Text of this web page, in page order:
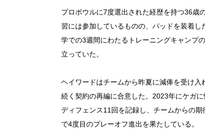
プロボウルに7度選出された経歴を持つ36歳
習には参加しているものの、パッドを装着
学での3週間にわたるトレーニングキャンプ
立っていた。
ヘイワードはチームから昨夏に減俸を受け
続く契約の再編に合意した。2023年にケガ
ディフェンス11回を記録し、チームからの
で4度目のプレーオフ進出を果たしている。